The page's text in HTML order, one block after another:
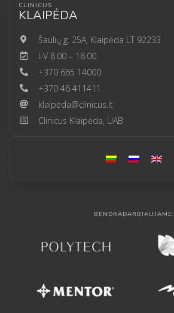
CLINICUS
KLAIPĖDA
Šaulių g. 25A, Klaipėda LT 92233
I-V 8.00 – 18.00
+370 665 14000
+370 46 411411
klaipeda@clinicus.lt
Clinicus Klaipėda, UAB
BENDRADARBIAUJAME: